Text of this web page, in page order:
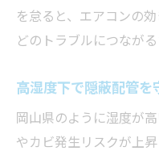
劣化しやす
配管保護で隠
を怠ると、エアコンの
どのトラブルにつなが
高湿度下で隠蔽配管を
岡山県のように湿度が
やカビ発生リスクが上